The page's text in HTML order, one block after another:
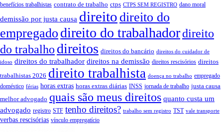
benefícios trabalhistas contrato de trabalho ctps CTPS SEM REGISTRO dano moral
demissão por justa causa direito direito do
empregado direito do trabalhadordireito
do trabalho direitos direitos do bancário direitos do cuidador de
idoso direitos do trabalhador direitos na demissão direitos rescisórios direitos
trabalhistas 2026 direito trabalhista doença no trabalho empregado
doméstico férias horas extras horas extras diárias INSS jornada de trabalho justa causa
melhor advogado quais são meus direitos quanto custa um
advogado registro STF tenho direitos? trabalho sem registro TST vale transporte
verbas rescisórias vínculo empregatício